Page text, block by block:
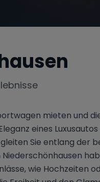
mieten und
eines Luxusautos
Sie entlang der
wie Hochzeiten